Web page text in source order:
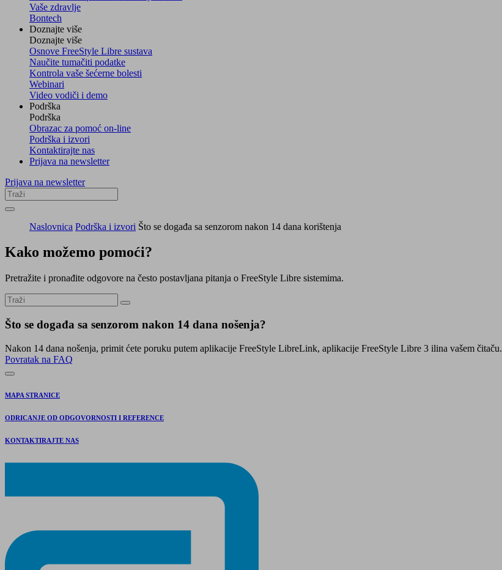
Vaše zdravlje
Bontech
Doznajte više
Doznajte više
Osnove FreeStyle Libre sustava
Naučite tumačiti podatke
Kontrola vaše šećerne bolesti
Webinari
Video vodiči i demo
Podrška
Podrška
Obrazac za pomoć on-line
Podrška i izvori
Kontaktirajte nas
Prijava na newsletter
Prijava na newsletter
Naslovnica Podrška i izvori Što se događa sa senzorom nakon 14 dana korištenja
Kako možemo pomoći?
Pretražite i pronađite odgovore na često postavljana pitanja o FreeStyle Libre sistemima.
Što se događa sa senzorom nakon 14 dana nošenja?
Nakon 14 dana nošenja, primit ćete poruku putem aplikacije FreeStyle LibreLink, aplikacije FreeStyle Libre 3 ilina vašem čitaču.
Povratak na FAQ
MAPA STRANICE
ODRICANJE OD ODGOVORNOSTI I REFERENCE
KONTAKTIRAJTE NAS